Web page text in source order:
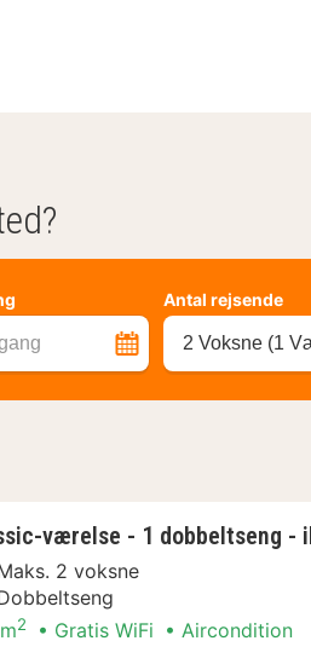
Antal rejsende
2 Voksne (1
værelse - 1 dobbeltseng -
2 voksne
2 Gratis WiFi Aircondition